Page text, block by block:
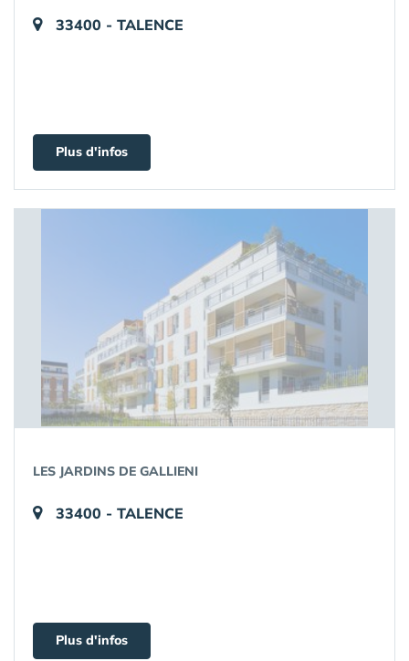
33400 - TALENCE
Plus d'infos
LES JARDINS DE GALLIENI
33400 - TALENCE
Plus d'infos